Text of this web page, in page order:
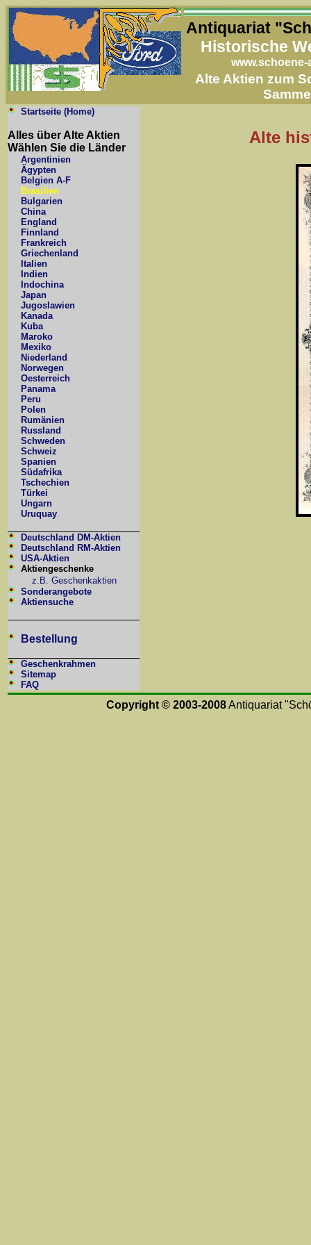
Antiquariat
Historische
www.schoene-
Alte Aktien zum
Startseite (Home)
Alles über Alte Aktien
Wählen Sie die Länder
Argentinien
Ägypten
Belgien A-F
Brasilien
Bulgarien
China
England
Finnland
Frankreich
Griechenland
Italien
Indien
Indochina
Japan
Jugoslawien
Kanada
Kuba
Maroko
Mexiko
Niederland
Norwegen
Oesterreich
Panama
Peru
Polen
Rumänien
Russland
Schweden
Schweiz
Spanien
Südafrika
Tschechien
Türkei
Ungarn
Uruquay
Deutschland DM-Aktien
Deutschland RM-Aktien
USA-Aktien
Aktiengeschenke
z.B. Geschenkaktien
Sonderangebote
Aktiensuche
Bestellung
Geschenkrahmen
Sitemap
FAQ
Alte
Copyright © 2003-2008Antiquariat